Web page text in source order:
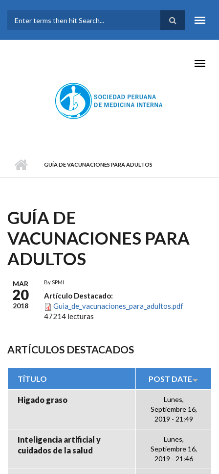
FORMULARIO DE
BÚSQUEDA
GUÍA DE VACUNACIONES PARA ADULTOS
GUÍA DE
VACUNACIONES PARA
ADULTOS
MAR
20
2018
BySPMI
Artículo Destacado:
Guia_de_vacunaciones_para_adultos.pdf
47214 lecturas
ARTÍCULOS DESTACADOS
TÍTULO POST DATE
Higado graso
Lunes,
Septiembre 16,
2019 - 21:49
Inteligencia artificial y
cuidados de la salud
Lunes,
Septiembre 16,
2019 - 21:46